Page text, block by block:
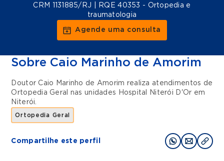
CRM 1131885/RJ | RQE 40353 - Ortopedia e
traumatologia
Agende uma consulta
Sobre Caio Marinho de Amorim
Doutor Caio Marinho de Amorim realiza atendimentos de
Ortopedia Geral
nas unidades Hospital Niterói D'Or em
Niterói.
Ortopedia Geral
Compartilhe este perfil